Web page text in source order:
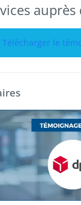
Télécharger le